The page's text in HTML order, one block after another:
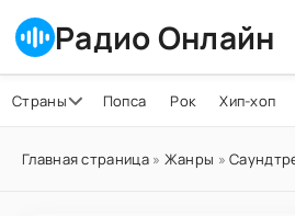
Радио Онлайн
Страны Попса Рок Хип-хоп
Главная страница» Жанры »